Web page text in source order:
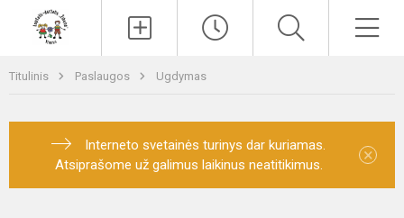
Titulinis Paslaugos Ugdymas
Interneto svetainės turinys dar kuriamas.
Atsiprašome už galimus laikinus neatitikimus.
×